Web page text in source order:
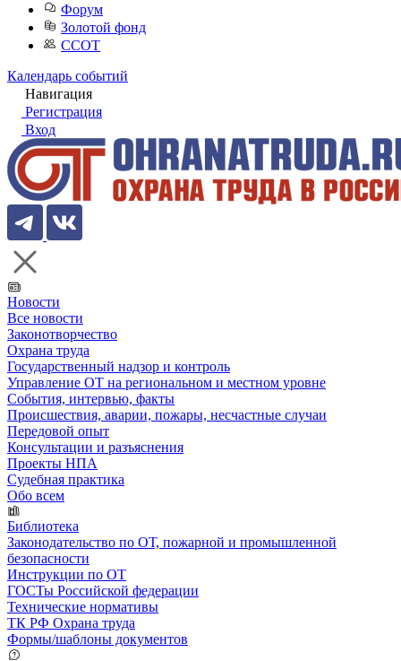
Форум
Золотой фонд
ССОТ
Календарь событий
Навигация
Регистрация
Вход
Новости
Все новости
Законотворчество
Охрана труда
Государственный надзор и контроль
Управление ОТ на региональном и местном уровне
События, интервью, факты
Происшествия, аварии, пожары, несчастные случаи
Передовой опыт
Консультации и разъяснения
Проекты НПА
Судебная практика
Обо всем
Библиотека
Законодательство по ОТ, пожарной и промышленной
безопасности
Инструкции по ОТ
ГОСТы Российской федерации
Технические нормативы
ТК РФ Охрана труда
Формы/шаблоны документов